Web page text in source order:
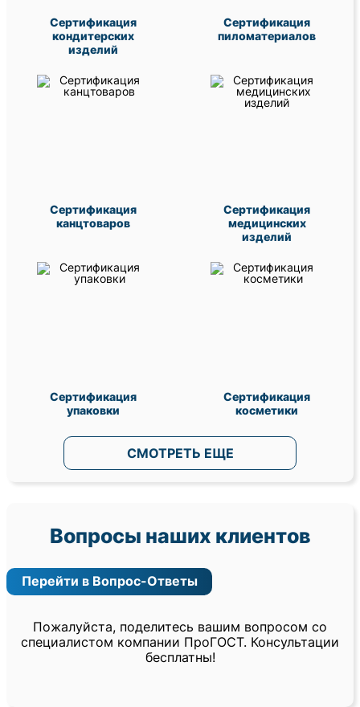
Сертификация
кондитерских
изделий
Сертификация
пиломатериалов
Сертификация
канцтоваров
Сертификация
медицинских
изделий
Сертификация
упаковки
Сертификация
косметики
СМОТРЕТЬ ЕЩЕ
Вопросы наших клиентов
Перейти в Вопрос-Ответы
Пожалуйста, поделитесь вашим вопросом со
специалистом компании ПроГОСТ. Консультации
бесплатны!